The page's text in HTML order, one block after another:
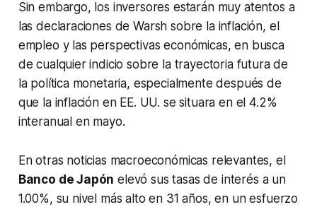
Sin embargo, los inversores estarán muy atentos a
las declaraciones de Warsh sobre la inflación, el
empleo y las perspectivas económicas, en busca
de cualquier indicio sobre la trayectoria futura de
la política monetaria, especialmente después de
que la inflación en EE. UU. se situara en el 4.2%
interanual en mayo.
En otras noticias macroeconómicas relevantes, el
Banco de Japón elevó sus tasas de interés a un
1.00%, su nivel más alto en 31 años, en un esfuerzo